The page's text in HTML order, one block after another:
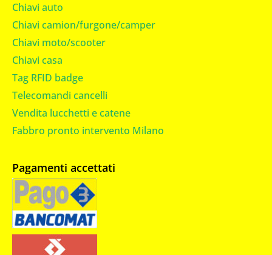
Chiavi auto
Chiavi camion/furgone/camper
Chiavi moto/scooter
Chiavi casa
Tag RFID badge
Telecomandi cancelli
Vendita lucchetti e catene
Fabbro pronto intervento Milano
Pagamenti accettati